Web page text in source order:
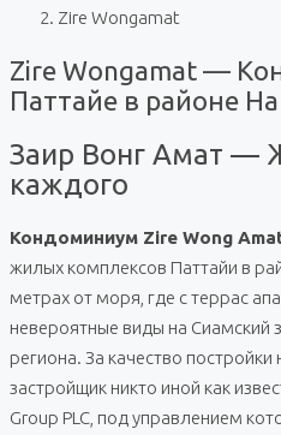
Zire Wongamat
Zire Wongamat —
Паттайе в районе
Заир Вонг Амат —
каждого
Кондоминиум Zire Wong
жилых комплексов Паттайи в
метрах от моря, где с террас
невероятные виды на Сиамский
региона. За качество постройки
застройщик никто иной как
Group PLC, под управлением